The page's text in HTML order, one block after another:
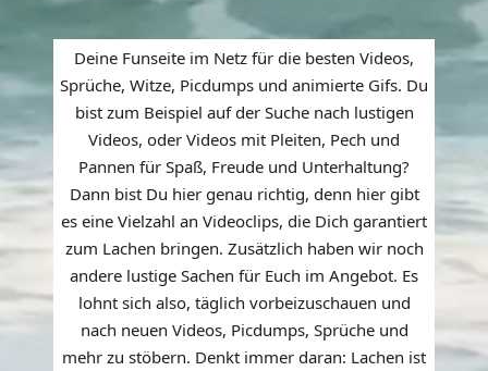
Deine Funseite im Netz für die besten Videos,
Sprüche, Witze, Picdumps und animierte Gifs. Du
bist zum Beispiel auf der Suche nach lustigen
Videos, oder Videos mit Pleiten, Pech und
Pannen für Spaß, Freude und Unterhaltung?
Dann bist Du hier genau richtig, denn hier gibt
es eine Vielzahl an Videoclips, die Dich garantiert
zum Lachen bringen. Zusätzlich haben wir noch
andere lustige Sachen für Euch im Angebot. Es
lohnt sich also, täglich vorbeizuschauen und
nach neuen Videos, Picdumps, Sprüche und
mehr zu stöbern. Denkt immer daran: Lachen ist